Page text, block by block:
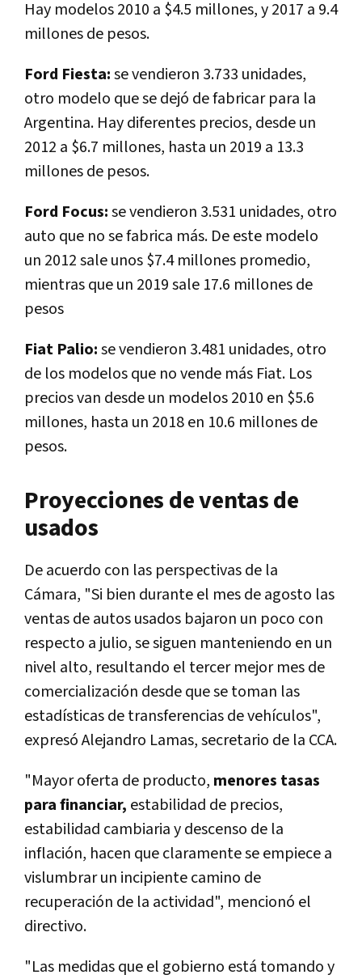
Hay modelos 2010 a $4.5 millones, y 2017 a 9.4
millones de pesos.
Ford Fiesta:se vendieron 3.733 unidades,
otro modelo que se dejó de fabricar para la
Argentina. Hay diferentes precios, desde un
2012 a $6.7 millones, hasta un 2019 a 13.3
millones de pesos.
Ford Focus:se vendieron 3.531 unidades, otro
auto que no se fabrica más. De este modelo
un 2012 sale unos $7.4 millones promedio,
mientras que un 2019 sale 17.6 millones de
pesos
Fiat Palio:se vendieron 3.481 unidades, otro
de los modelos que no vende más Fiat. Los
precios van desde un modelos 2010 en $5.6
millones, hasta un 2018 en 10.6 millones de
pesos.
Proyecciones de ventas de
usados
De acuerdo con las perspectivas de la
Cámara, "Si bien durante el mes de agosto las
ventas de autos usados bajaron un poco con
respecto a julio, se siguen manteniendo en un
nivel alto, resultando el tercer mejor mes de
comercialización desde que se toman las
estadísticas de transferencias de vehículos",
expresó Alejandro Lamas, secretario de la CCA.
"Mayor oferta de producto, menores tasas
para financiar, estabilidad de precios,
estabilidad cambiaria y descenso de la
inflación, hacen que claramente se empiece a
vislumbrar un incipiente camino de
recuperación de la actividad", mencionó el
directivo.
"Las medidas que el gobierno está tomando y